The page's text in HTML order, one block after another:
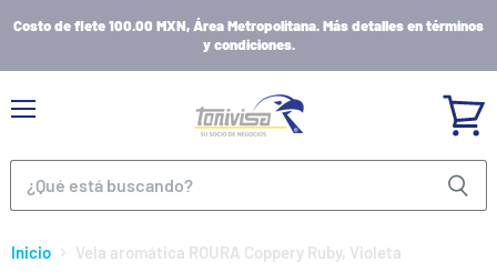
Costo de flete 100.00 MXN, Área Metropolitana. Más detalles en términos
y condiciones.
carrito
Inicio Vela aromática ROURA Coppery Ruby, Violeta